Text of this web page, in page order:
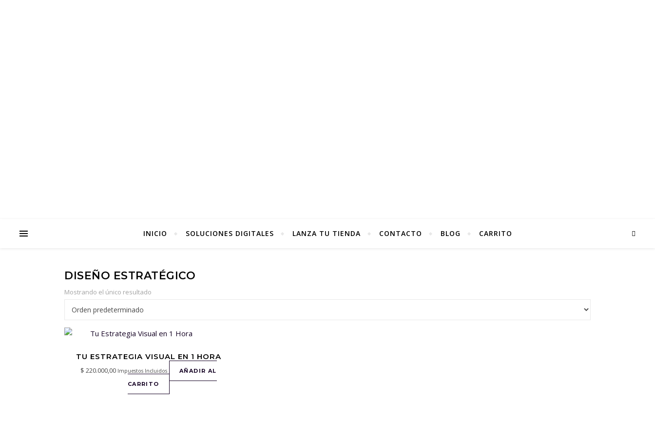
INICIO SOLUCIONES DIGITALES LANZA TU TIENDA CONTACTO BLOG CARRITO
DISEÑO ESTRATÉGICO
Mostrando el único resultado
TU ESTRATEGIA VISUAL EN 1 HORA
$ 220.000,00 Impuestos Incluidos
AÑADIR AL
CARRITO